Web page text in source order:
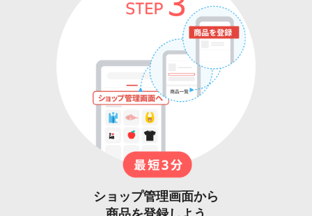
ショップ管理画面から